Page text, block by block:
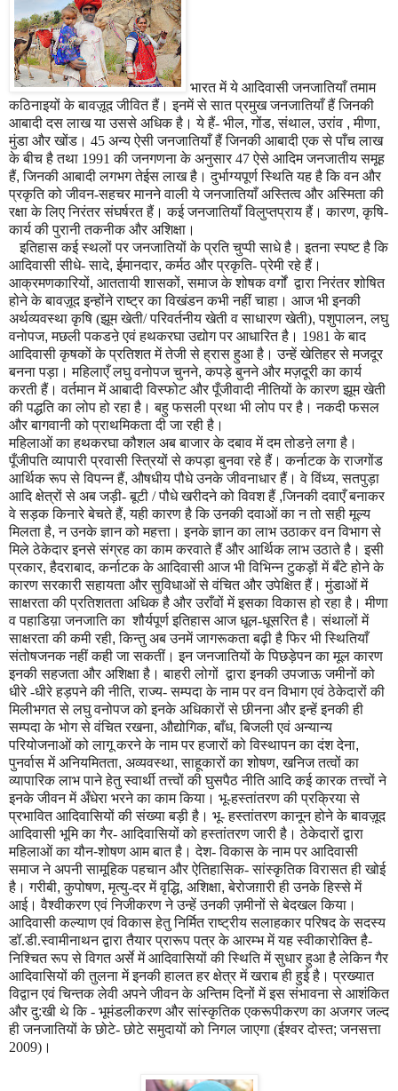
भारत में ये आदिवासी जनजातियाँ तमाम
कठिनाइयों के बावज़ूद जीवित हैं। इनमें से सात प्रमुख जनजातियाँ हैं जिनकी
आबादी दस लाख या उससे अधिक है। ये हैं- भील,गोंड,संथाल,उरांव ,मीणा,
मुंडा और खोंड। 45 अन्य ऐसी जनजातियाँ हैं जिनकी आबादी एक से पाँच लाख
के बीच है तथा 1991 की जनगणना के अनुसार 47 ऐसे आदिम जनजातीय समूह
हैं,जिनकी आबादी लगभग तेईस लाख है। दुर्भाग्यपूर्ण स्थिति यह है कि वन और
प्रकृति को जीवन-सहचर मानने वाली ये जनजातियाँ अस्तित्व और अस्मिता की
रक्षा के लिए निरंतर संघर्षरत हैं। कई जनजातियाँ विलुप्तप्राय हैं। कारण,कृषि-
कार्य की पुरानी तकनीक और अशिक्षा।
इतिहास कई स्थलों पर जनजातियों के प्रति चुप्पी साधे है। इतना स्पष्ट है कि
आदिवासी सीधे- सादे,ईमानदार,कर्मठ और प्रकृति- प्रेमी रहे हैं।
आक्रमणकारियों, आततायी शासकों,समाज के शोषक वर्गों द्वारा निरंतर शोषित
होने के बावज़ूद इन्होंने राष्ट्र का विखंडन कभी नहीं चाहा। आज भी इनकी
अर्थव्यवस्था कृषि (झूम खेती/ परिवर्तनीय खेती व साधारण खेती),पशुपालन,लघु
वनोपज,मछली पकडऩे एवं हथकरघा उद्योग पर आधारित है। 1981 के बाद
आदिवासी कृषकों के प्रतिशत में तेजी से ह्रास हुआ है। उन्हें खेतिहर से मजदूर
बनना पड़ा। महिलाएँ लघु वनोपज चुनने,कपड़े बुनने और मज़दूरी का कार्य
करती हैं। वर्तमान में आबादी विस्फोट और पूँजीवादी नीतियों के कारण झूम खेती
की पद्धति का लोप हो रहा है। बहु फसली प्रथा भी लोप पर है। नकदी फसल
और बागवानी को प्राथमिकता दी जा रही है।
महिलाओं का हथकरघा कौशल अब बाजार के दबाव में दम तोडऩे लगा है।
पूँजीपति व्यापारी प्रवासी स्त्रियों से कपड़ा बुनवा रहे हैं। कर्नाटक के राजगोंड
आर्थिक रूप से विपन्न हैं, औषधीय पौधे उनके जीवनाधार हैं। वे विंध्य,सतपुड़ा
आदि क्षेत्रों से अब जड़ी- बूटी / पौधे खरीदने को विवश हैं ,जिनकी दवाएँ बनाकर
वे सड़क किनारे बेचते हैं,यही कारण है कि उनकी दवाओं का न तो सही मूल्य
मिलता है, न उनके ज्ञान को महत्ता। इनके ज्ञान का लाभ उठाकर वन विभाग से
मिले ठेकेदार इनसे संग्रह का काम करवाते हैं और आर्थिक लाभ उठाते है। इसी
प्रकार,हैदराबाद,कर्नाटक के आदिवासी आज भी विभिन्न टुकड़ों मेंबँटे होने के
कारण सरकारी सहायता और सुविधाओं से वंचित और उपेक्षित हैं। मुंडाओं में
साक्षरता की प्रतिशतता अधिक है और उराँवों में इसका विकास हो रहा है। मीणा
व पहाडिय़ा जनजाति का शौर्यपूर्ण इतिहास आज धूल-धूसरित है। संथालों में
साक्षरता की कमी रही,किन्तुअब उनमें जागरूकता बढ़ी है फिर भी स्थितियाँ
संतोषजनक नहीं कही जा सकतीं। इन जनजातियों के पिछड़ेपन का मूल कारण
इनकी सहजता और अशिक्षा है। बाहरी लोगों द्वारा इनकी उपजाऊ जमीनों को
धीरे -धीरे हड़पने की नीति,राज्य- सम्पदा के नाम पर वन विभाग एवं ठेकेदारों की
मिलीभगत से लघु वनोपज को इनके अधिकारों से छीनना और इन्हें इनकी ही
सम्पदा के भोग से वंचित रखना, औद्योगिक,बाँध,बिजली एवं अन्यान्य
परियोजनाओं को लागू करने के नाम पर हजारों को विस्थापन का दंश देना,
पुनर्वास में अनियमितता, अव्यवस्था,साहूकारों का शोषण,खनिज तत्वों का
व्यापारिक लाभ पाने हेतु स्वार्थी तत्त्वोंकी घुसपैठ नीति आदि कई कारक तत्त्वोंने
इनके जीवन मेंअँधेरा भरने का काम किया। भू-हस्तांतरण की प्रक्रिया से
प्रभावित आदिवासियों की संख्या बड़ी है। भू- हस्तांतरण कानून होने के बावज़ूद
आदिवासी भूमि का गैर- आदिवासियों को हस्तांतरण जारी है। ठेकेदारों द्वारा
महिलाओं का यौन-शोषण आम बात है। देश- विकास के नाम पर आदिवासी
समाज ने अपनी सामूहिक पहचान और ऐतिहासिक- सांस्कृतिक विरासत ही खोई
है। गरीबी,कुपोषण,मृत्यु-दर में वृद्धि, अशिक्षा,बेरोजग़ारी ही उनके हिस्से में
आई। वैश्वीकरण एवं निजीकरण ने उन्हें उनकी ज़मीनों से बेदखल किया।
आदिवासी कल्याण एवं विकास हेतु निर्मित राष्ट्रीय सलाहकार परिषद के सदस्य
डॉ.डी.स्वामीनाथन द्वारा तैयार प्रारूप पत्र के आरम्भमें यह स्वीकारोक्ति है-
निश्चित रूप से विगत अर्से में आदिवासियों की स्थिति में सुधार हुआ है लेकिन गैर
आदिवासियों की तुलना में इनकी हालत हर क्षेत्र में खराब ही हुई है। प्रख्यात
विद्वान एवं चिन्तक लेवी अपने जीवन के अन्तिम दिनों में इस संभावना से आशंकित
और दु:खी थे कि - भूमंडलीकरण और सांस्कृतिक एकरूपीकरण का अजगर जल्द
ही जनजातियों के छोटे- छोटे समुदायों को निगल जाएगा (ईश्वर दोस्त;जनसत्ता
2009)।